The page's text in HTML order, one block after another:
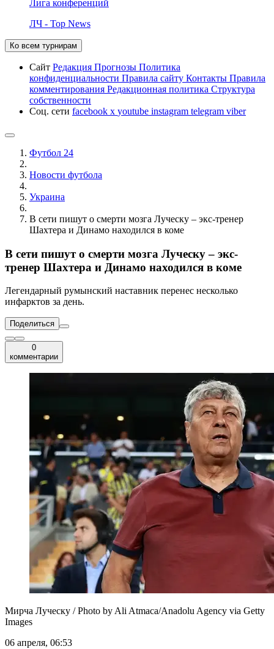
Лига конференций
ЛЧ - Top News
Ко всем турнирам
Сайт Редакция Прогнозы Политика
конфиденциальности Правила сайту Контакты Правила
комментирования Редакционная политика Структура
собственности
Соц. сети facebook x youtube instagram telegram viber
Футбол 24
Новости футбола
Украина
В сети пишут о смерти мозга Луческу – экс-тренер
Шахтера и Динамо находился в коме
В сети пишут о смерти мозга Луческу – экс-
тренер Шахтера и Динамо находился в коме
Легендарный румынский наставник перенес несколько
инфарктов за день.
Поделиться
0
комментарии
Мирча Луческу / Photo by Ali Atmaca/Anadolu Agency via Getty
Images
06 апреля, 06:53